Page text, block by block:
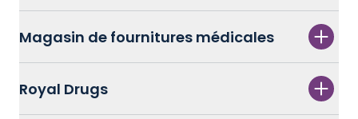
Magasin de fournitures médicales
Royal Drugs